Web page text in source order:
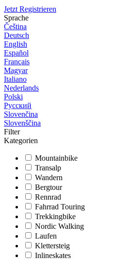
Jetzt Registrieren
Sprache
Čeština
Deutsch
English
Español
Français
Magyar
Italiano
Nederlands
Polski
Русский
Slovenčina
Slovenščina
Filter
Kategorien
Mountainbike
Transalp
Wandern
Bergtour
Rennrad
Fahrrad Touring
Trekkingbike
Nordic Walking
Laufen
Klettersteig
Inlineskates